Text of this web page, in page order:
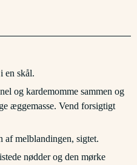
en skål.
og kardemomme sammen og
æggemasse. Vend forsigtigt
af melblandingen, sigtet.
nødder og den mørke